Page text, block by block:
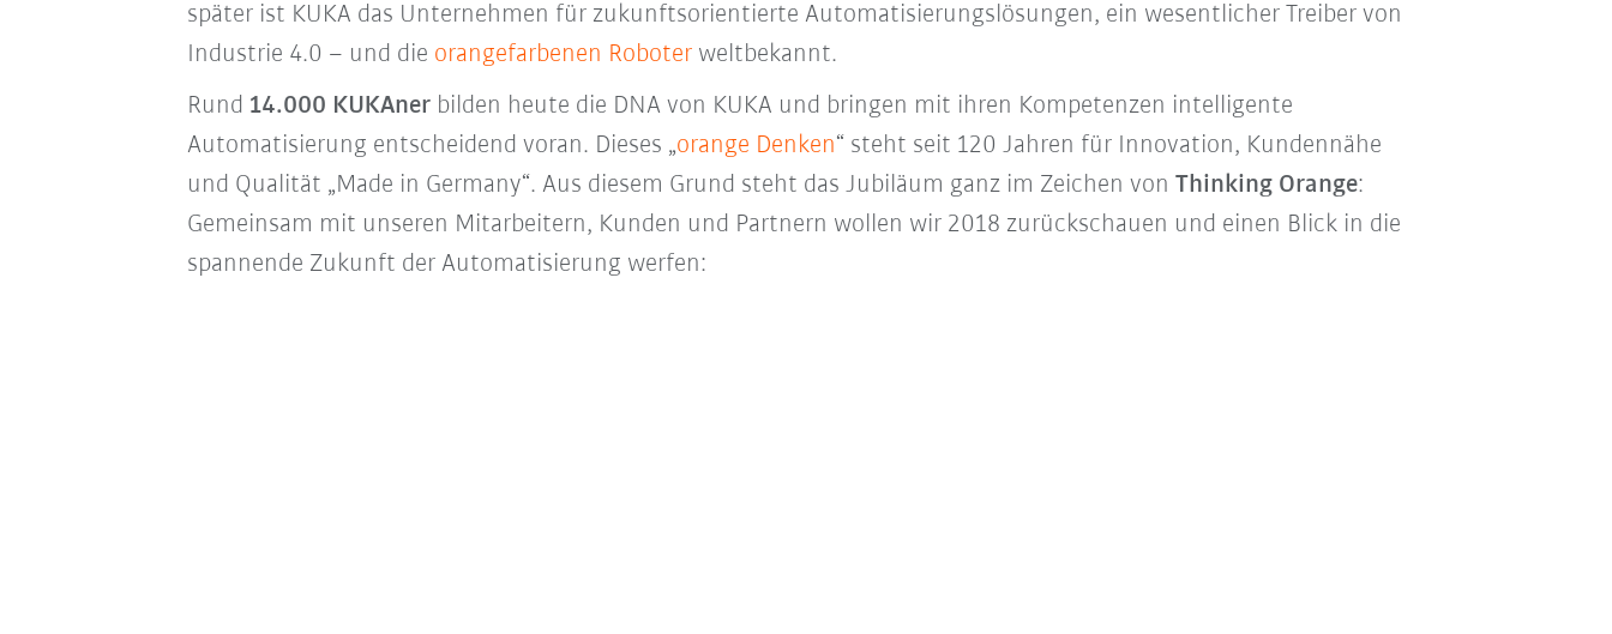
später ist KUKA das Unternehmen für zukunftsorientierte Automatisierungslösungen, ein wesentlicher Treiber von
Industrie 4.0 – und die orangefarbenen Roboterweltbekannt.
Rund 14.000 KUKAnerbilden heute die DNA von KUKA und bringen mit ihren Kompetenzen intelligente
Automatisierung entscheidend voran. Dieses „orange Denken“ steht seit 120 Jahren für Innovation, Kundennähe
und Qualität „Made in Germany“. Aus diesem Grund steht das Jubiläum ganz im Zeichen von Thinking Orange:
Gemeinsam mit unseren Mitarbeitern, Kunden und Partnern wollen wir 2018 zurückschauen und einen Blick in die
spannende Zukunft der Automatisierung werfen: